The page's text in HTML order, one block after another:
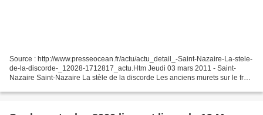
Source : http://www.presseocean.fr/actu/actu_detail_-Saint-Nazaire-La-stele-
de-la-discorde-_12028-1712817_actu.Htm Jeudi 03 mars 2011 - Saint-
Nazaire Saint-Nazaire La stèle de la discorde Les anciens murets sur le front